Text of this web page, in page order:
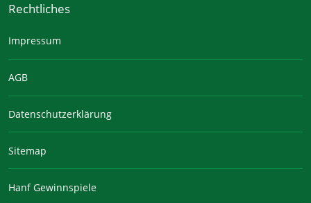
Rechtliches
Impressum
AGB
Datenschutzerklärung
Sitemap
Hanf Gewinnspiele